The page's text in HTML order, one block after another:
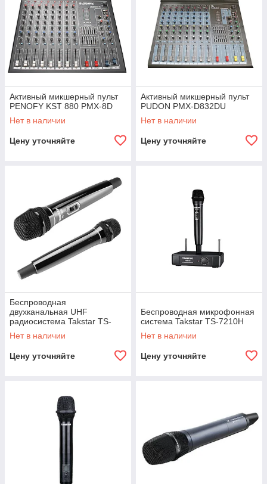
Активный микшерный пульт
PENOFY KST 880 PMX-8D
Нет в наличии
Цену уточняйте
Активный микшерный пульт
PUDON PMX-D832DU
Нет в наличии
Цену уточняйте
Беспроводная
двухканальная UHF
радиосистема Takstar TS-
7220HH
Нет в наличии
Цену уточняйте
Беспроводная микрофонная
система Takstar TS-7210H
Нет в наличии
Цену уточняйте